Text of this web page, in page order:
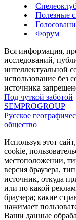
Полезные
Форум
Вся информация,
исследований,
интеллектуальной
использование без
источника
Под чуткой заботой
SEMPROGROUP
Русское
общество
Используя этот
cookie,
местоположении,
версия браузера,
источник, откуда
или по какой
браузера; какие
нажимает
Ваши данные